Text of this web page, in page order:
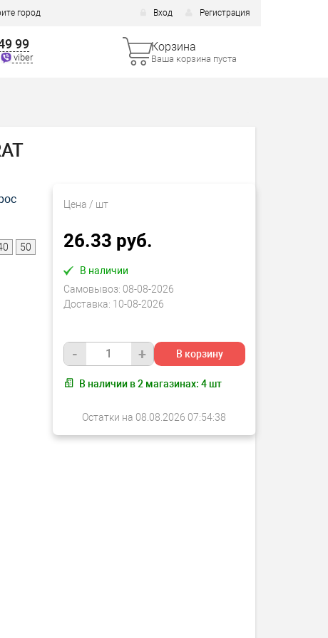
город Вход Регистрация
99
viber
Корзина
Ваша корзина пуста
Цена / шт
26.33 руб.
В наличии
Самовывоз: 08-08-2026
Доставка: 10-08-2026
- + В корзину
В наличии в2 магазинах: 4 шт
Остатки на 08.08.2026 07:54:38
50